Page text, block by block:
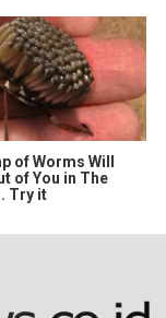
of Worms Will
of You in The
Try it